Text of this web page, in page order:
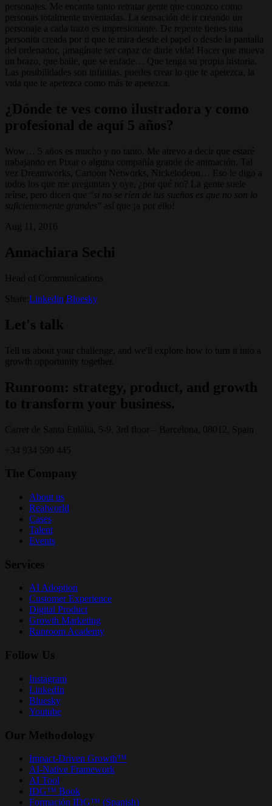
personajes. Me encanta tanto retratar gente que conozco como
personas totalmente inventadas. La sensación de ir creando un
personaje a cada trazo es impresionante. De repente tienes una
personita creada por ti que te mira desde el papel o desde la pantalla
del ordenador, ¡imagínate ser capaz de darle vida! Hacer que mueva
un brazo, que baile, que se enfade… Que tenga su propia historia.
Las posibilidades son infinitas, puedes crear lo que te apetezca, la
vida que te apetezca como más te apetezca.
¿Dónde te ves como ilustradora y como
profesional de aquí 5 años?
Wow… 5 años es mucho y no tanto. Me atrevo a decir que estaré
trabajando en Pixar o alguna compañía grande de animación. Tal
vez Dreamworks, Cartoon Networks, Nickelodeon… Eso le digo a
todos los que me preguntan y oye, ¿por qué no? La gente suele
reírse, pero dicen que “ si no se ríen de tus sueños es que no son lo
suficientemente grandes” así que ¡a por ello!
Aug 11, 2016
Annachiara Sechi
Head of Communications
Share: Linkedin Bluesky
Let's talk
Tell us about your challenge, and we'll explore how to turn it into a
growth opportunity together.
Runroom: strategy, product, and growth
to transform your business.
Carrer de Santa Eulàlia, 5-9, 3rd floor – Barcelona, 08012, Spain
+34 934 590 445
The Company
About us
Realworld
Cases
Talent
Events
Services
AI Adoption
Customer Experience
Digital Product
Growth Marketing
Runroom Academy
Follow Us
Instagram
LinkedIn
Bluesky
Youtube
Our Methodology
Impact-Driven Growth™
AI-Native Framework
AI Tool
IDG™ Book
Formación IDG™ (Spanish)